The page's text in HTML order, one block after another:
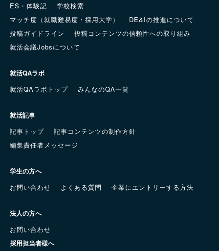
ES・体験記
学校検索
マッチ度（就職難易度・採用大学）
DE&Iの推進について
投稿ガイドライン
投稿コンテンツの信頼性への取り組み
就活会議Jobsについて
就活QAラボ
就活QAラボトップ
みんなのQA一覧
就活記事
記事トップ
記事コンテンツの制作方針
編集責任者メッセージ
学生の方へ
お問い合わせ
よくある質問 企業にエントリーする方法
法人の方へ
お問い合わせ
採用担当者様へ